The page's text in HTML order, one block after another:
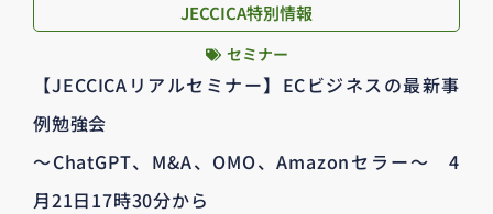
JECCICA特別情報
セミナー
【JECCICAリアルセミナー】ECビジネスの最新事
例勉強会
～ChatGPT、M&A、OMO、Amazonセラー～ 4
月21日17時30分から